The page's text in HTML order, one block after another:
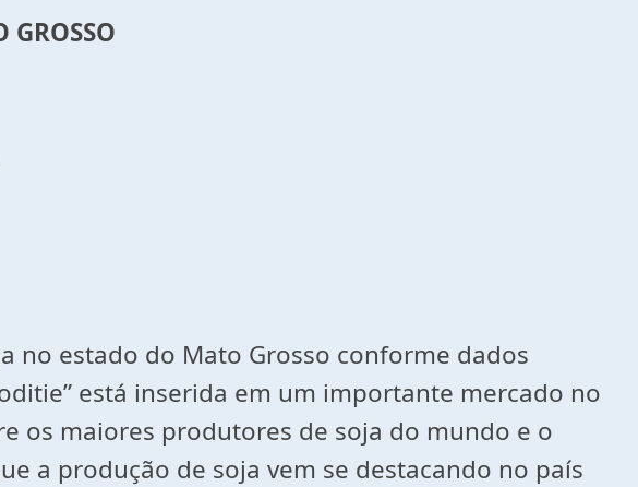
GROSSO
no estado do Mato Grosso conforme dados
está inserida em um importante mercado no
os maiores produtores de soja do mundo e o
a produção de soja vem se destacando no país